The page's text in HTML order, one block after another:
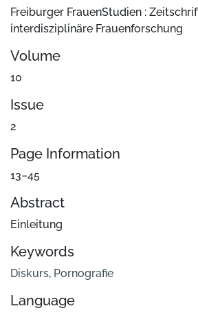
Freiburger FrauenStudien :
interdisziplinäre Frauenforschung
Volume
10
Issue
2
Page Information
13–45
Abstract
Einleitung
Keywords
Diskurs, Pornografie
Language